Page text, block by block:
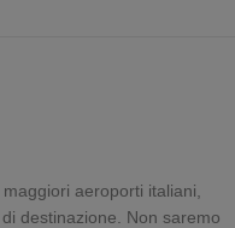
aeroporti italiani,
destinazione. Non saremo